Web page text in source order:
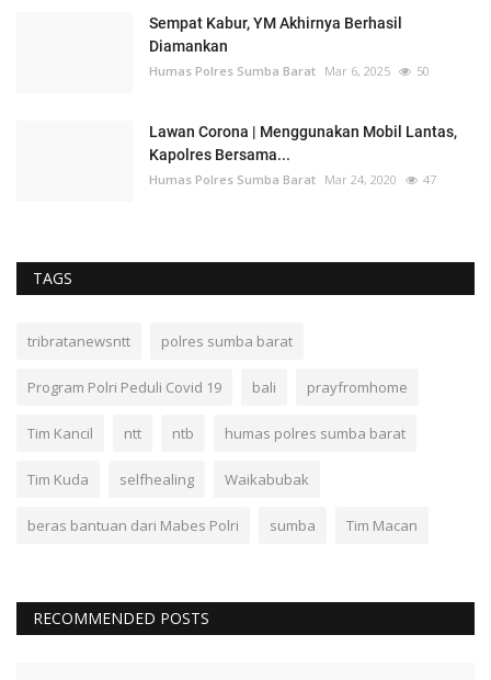
Sempat Kabur, YM Akhirnya Berhasil
Diamankan
Humas Polres Sumba Barat Mar 6, 2025 50
Lawan Corona | Menggunakan Mobil Lantas,
Kapolres Bersama...
Humas Polres Sumba Barat Mar 24, 2020 47
TAGS
tribratanewsntt polres sumba barat
Program Polri Peduli Covid 19 bali prayfromhome
Tim Kancil ntt ntb humas polres sumba barat
Tim Kuda selfhealing Waikabubak
beras bantuan dari Mabes Polri sumba Tim Macan
RECOMMENDED POSTS